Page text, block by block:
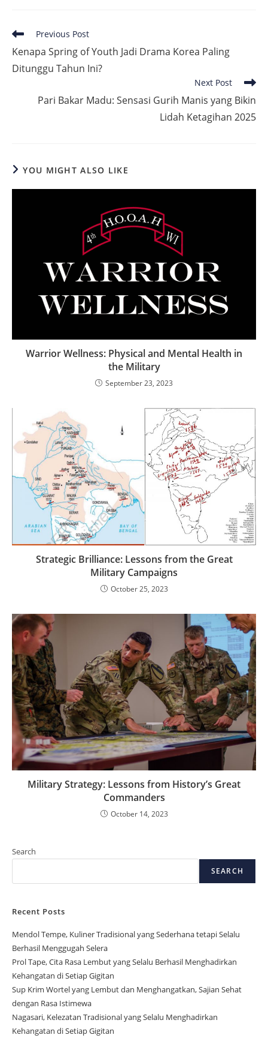
Read
articles
Previous Post
Kenapa Spring of Youth Jadi Drama Korea Paling
Ditunggu Tahun Ini?
Next Post
Pari Bakar Madu: Sensasi Gurih Manis yang Bikin
Lidah Ketagihan 2025
YOU MIGHT ALSO LIKE
Warrior Wellness: Physical and Mental Health in
the Military
September 23, 2023
Strategic Brilliance: Lessons from the Great
Military Campaigns
October 25, 2023
Military Strategy: Lessons from History’s Great
Commanders
October 14, 2023
Search
SEARCH
Recent Posts
Mendol Tempe, Kuliner Tradisional yang Sederhana tetapi Selalu
Berhasil Menggugah Selera
Prol Tape, Cita Rasa Lembut yang Selalu Berhasil Menghadirkan
Kehangatan di Setiap Gigitan
Sup Krim Wortel yang Lembut dan Menghangatkan, Sajian Sehat
dengan Rasa Istimewa
Nagasari, Kelezatan Tradisional yang Selalu Menghadirkan
Kehangatan di Setiap Gigitan